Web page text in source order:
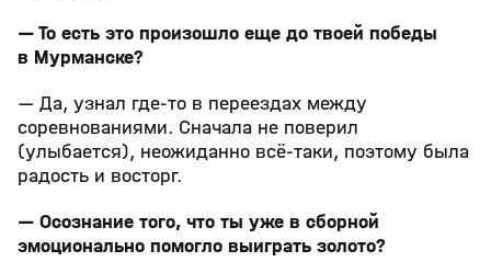
— То есть это произошло еще до твоей победы
в Мурманске?
— Да, узнал где-то в переездах между
соревнованиями. Сначала не поверил
(улыбается), неожиданно всё-таки, поэтому была
радость и восторг.
— Осознание того, что ты уже в сборной
эмоционально помогло выиграть золото?